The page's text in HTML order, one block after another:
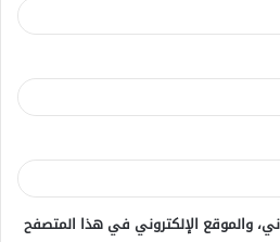
والموقع الإلكتروني في هذا المتصفح